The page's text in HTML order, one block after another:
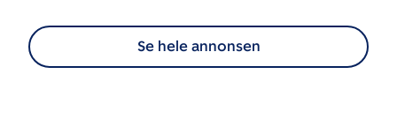
Energimerking:
BRA-i:
Se hele annonsen